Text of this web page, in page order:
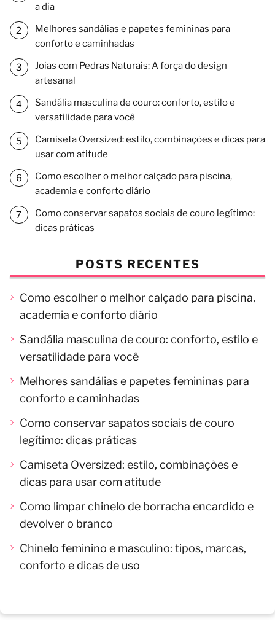
a dia
Melhores sandálias e papetes femininas para
conforto e caminhadas
Joias com Pedras Naturais: A força do design
artesanal
Sandália masculina de couro: conforto, estilo e
versatilidade para você
Camiseta Oversized: estilo, combinações e dicas para
usar com atitude
Como escolher o melhor calçado para piscina,
academia e conforto diário
Como conservar sapatos sociais de couro legítimo:
dicas práticas
POSTS RECENTES
Como escolher o melhor calçado para piscina,
academia e conforto diário
Sandália masculina de couro: conforto, estilo e
versatilidade para você
Melhores sandálias e papetes femininas para
conforto e caminhadas
Como conservar sapatos sociais de couro
legítimo: dicas práticas
Camiseta Oversized: estilo, combinações e
dicas para usar com atitude
Como limpar chinelo de borracha encardido e
devolver o branco
Chinelo feminino e masculino: tipos, marcas,
conforto e dicas de uso